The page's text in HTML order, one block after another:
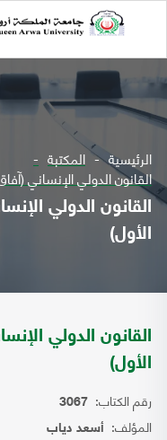
الرئيسية المكتبة
القانون الدولي الإنساني
القانون الدولي
الأول)
القانون الدولي
الأول)
رقم الكتاب: 3067
المؤلف: أسعد دياب